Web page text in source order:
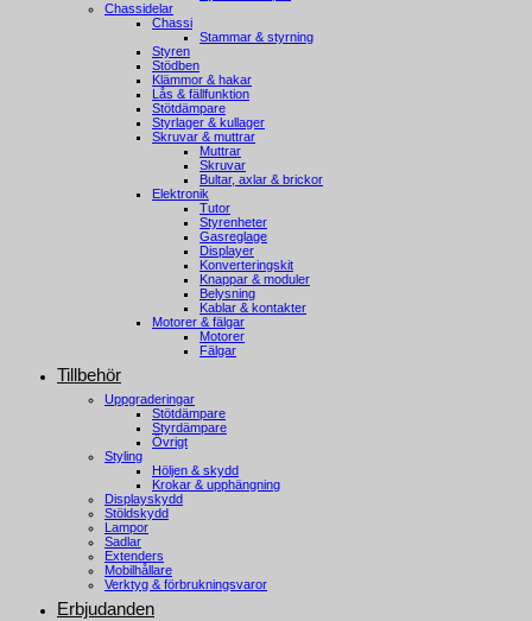
Chassidelar
Chassi
Stammar & styrning
Styren
Stödben
Klämmor & hakar
Lås & fällfunktion
Stötdämpare
Styrlager & kullager
Skruvar & muttrar
Muttrar
Skruvar
Bultar, axlar & brickor
Elektronik
Tutor
Styrenheter
Gasreglage
Displayer
Konverteringskit
Knappar & moduler
Belysning
Kablar & kontakter
Motorer & fälgar
Motorer
Fälgar
Tillbehör
Uppgraderingar
Stötdämpare
Styrdämpare
Övrigt
Styling
Höljen & skydd
Krokar & upphängning
Displayskydd
Stöldskydd
Lampor
Sadlar
Extenders
Mobilhållare
Verktyg & förbrukningsvaror
Erbjudanden